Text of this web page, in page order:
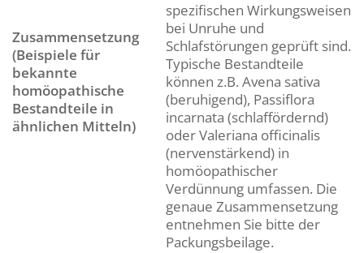
Zusammensetzung
(Beispiele für
bekannte
homöopathische
Bestandteile in
ähnlichen Mitteln)
spezifischen Wirkungsweisen
bei Unruhe und
Schlafstörungen geprüft sind.
Typische Bestandteile
können z.B. Avena sativa
(beruhigend), Passiflora
incarnata (schlaffördernd)
oder Valeriana officinalis
(nervenstärkend) in
homöopathischer
Verdünnung umfassen. Die
genaue Zusammensetzung
entnehmen Sie bitte der
Packungsbeilage.